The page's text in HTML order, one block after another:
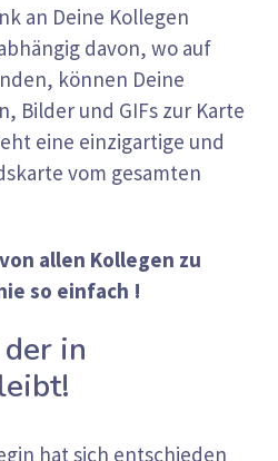
an Deine Kollegen
davon, wo auf
können Deine
Bilder und GIFs zur Karte
eine einzigartige und
vom gesamten
allen Kollegen zu
so einfach !
in
hat sich entschieden